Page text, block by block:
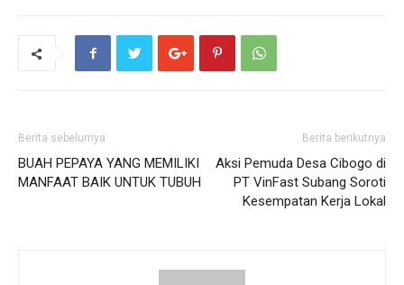
Berita sebelumya
BUAH PEPAYA YANG MEMILIKI
MANFAAT BAIK UNTUK TUBUH
Berita berikutnya
Aksi Pemuda Desa Cibogo di
PT VinFast Subang Soroti
Kesempatan Kerja Lokal